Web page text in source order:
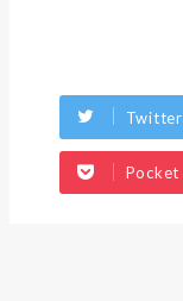
Twitter
Pocket